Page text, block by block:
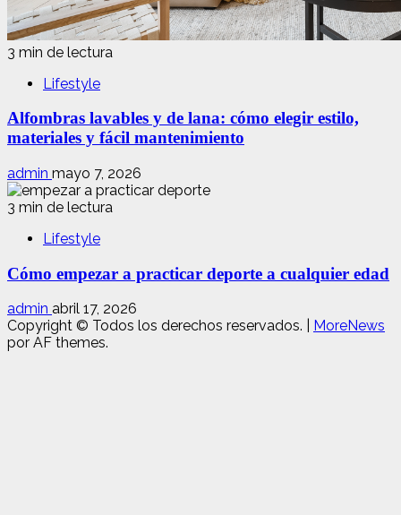
3 min de lectura
Lifestyle
Alfombras lavables y de lana: cómo elegir estilo,
materiales y fácil mantenimiento
admin mayo 7, 2026
3 min de lectura
Lifestyle
Cómo empezar a practicar deporte a cualquier edad
admin abril 17, 2026
Copyright © Todos los derechos reservados.
MoreNews
por AF themes.